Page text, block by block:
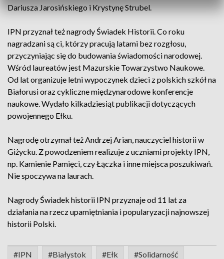
Dariusza Jarosińskiego i Krystynę Strubel.
IPN przyznał też nagrody Świadek Historii. Co roku
nagradzani są ci, którzy pracują latami bez rozgłosu,
przyczyniając się do budowania świadomości narodowej.
Wśród laureatów jest Mazurskie Towarzystwo Naukowe.
Od lat organizuje letni wypoczynek dzieci z polskich szkół na
Białorusi oraz cykliczne międzynarodowe konferencje
naukowe. Wydało kilkadziesiąt publikacji dotyczących
powojennego Ełku.
Nagrodę otrzymał też Andrzej Arian, nauczyciel historii w
Giżycku. Z powodzeniem realizuje z uczniami projekty IPN,
np. Kamienie Pamięci, czy Łączka i inne miejsca poszukiwań.
Nie spoczywa na laurach.
Nagrody Świadek historii IPN przyznaje od 11 lat za
działania na rzecz upamiętniania i popularyzacji najnowszej
historii Polski.
#IPN #Białystok #Ełk #Solidarność